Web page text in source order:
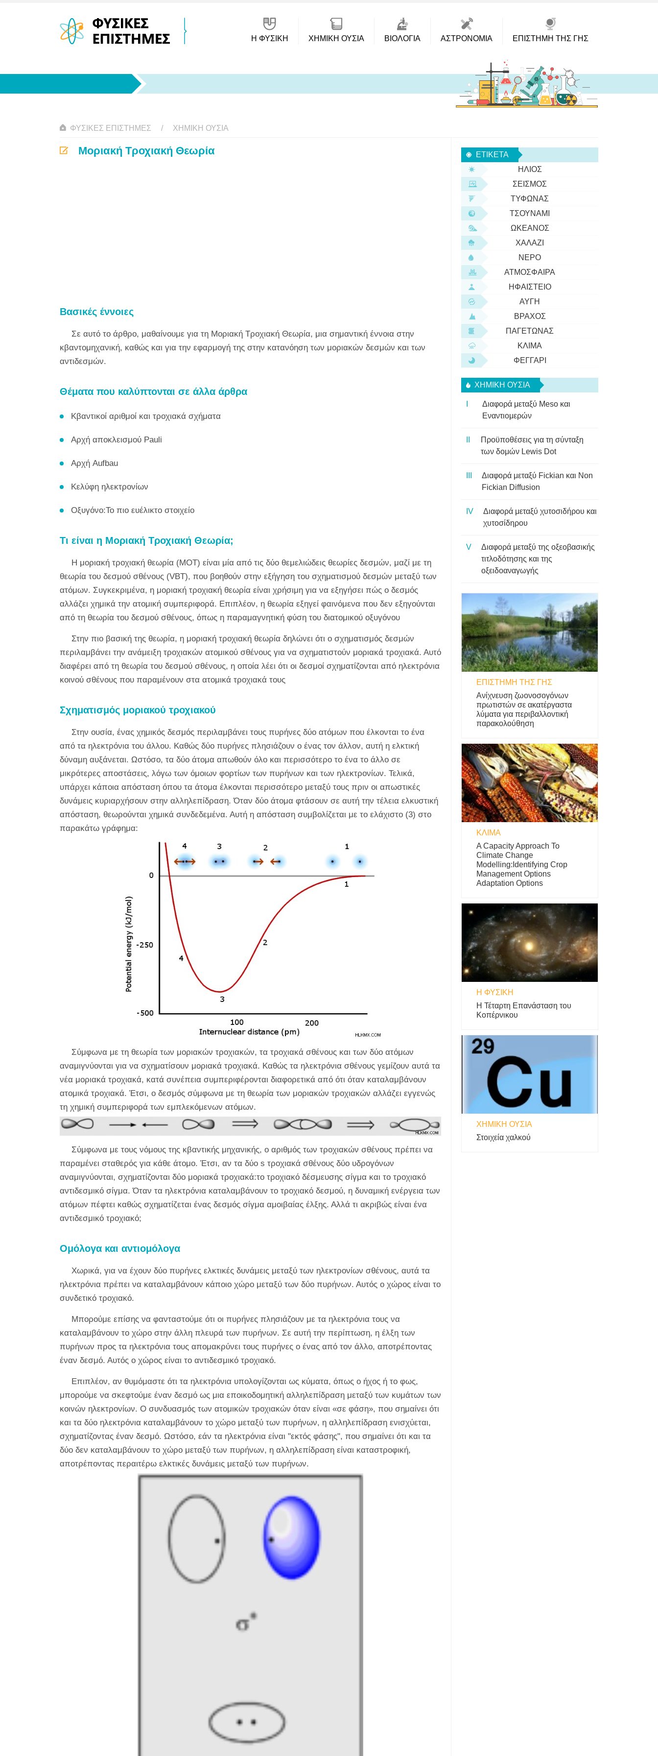
Η ΦΥΣΙΚΗ ΧΗΜΙΚΉ ΟΥΣΊΑ ΒΙΟΛΟΓΊΑ ΑΣΤΡΟΝΟΜΊΑ ΕΠΙΣΤΉΜΗ ΤΗΣ ΓΗΣ
ΦΥΣΙΚΈΣ ΕΠΙΣΤΉΜΕΣ ΧΗΜΙΚΉ ΟΥΣΊΑ
Μοριακή Τροχιακή Θεωρία
Βασικές έννοιες
Σε αυτό το άρθρο, μαθαίνουμε για τη Μοριακή Τροχιακή Θεωρία, μια σημαντική έννοια στην
κβαντομηχανική, καθώς και για την εφαρμογή της στην κατανόηση των μοριακών δεσμών και των
αντιδεσμών.
Θέματα που καλύπτονται σε άλλα άρθρα
Κβαντικοί αριθμοί και τροχιακά σχήματα
Αρχή αποκλεισμού Pauli
Αρχή Aufbau
Κελύφη ηλεκτρονίων
Οξυγόνο:Το πιο ευέλικτο στοιχείο
Τι είναι η Μοριακή Τροχιακή Θεωρία;
Η μοριακή τροχιακή θεωρία (MOT) είναι μία από τις δύο θεμελιώδεις θεωρίες δεσμών, μαζί με τη
θεωρία του δεσμού σθένους (VBT), που βοηθούν στην εξήγηση του σχηματισμού δεσμών μεταξύ των
ατόμων. Συγκεκριμένα, η μοριακή τροχιακή θεωρία είναι χρήσιμη για να εξηγήσει πώς ο δεσμός
αλλάζει χημικά την ατομική συμπεριφορά. Επιπλέον, η θεωρία εξηγεί φαινόμενα που δεν εξηγούνται
από τη θεωρία του δεσμού σθένους, όπως η παραμαγνητική φύση του διατομικού οξυγόνου
Στην πιο βασική της θεωρία, η μοριακή τροχιακή θεωρία δηλώνει ότι ο σχηματισμός δεσμών
περιλαμβάνει την ανάμειξη τροχιακών ατομικού σθένους για να σχηματιστούν μοριακά τροχιακά. Αυτό
διαφέρει από τη θεωρία του δεσμού σθένους, η οποία λέει ότι οι δεσμοί σχηματίζονται από ηλεκτρόνια
κοινού σθένους που παραμένουν στα ατομικά τροχιακά τους
Σχηματισμός μοριακού τροχιακού
Στην ουσία, ένας χημικός δεσμός περιλαμβάνει τους πυρήνες δύο ατόμων που έλκονται το ένα
από τα ηλεκτρόνια του άλλου. Καθώς δύο πυρήνες πλησιάζουν ο ένας τον άλλον, αυτή η ελκτική
δύναμη αυξάνεται. Ωστόσο, τα δύο άτομα απωθούν όλο και περισσότερο το ένα το άλλο σε
μικρότερες αποστάσεις, λόγω των όμοιων φορτίων των πυρήνων και των ηλεκτρονίων. Τελικά,
υπάρχει κάποια απόσταση όπου τα άτομα έλκονται περισσότερο μεταξύ τους πριν οι απωστικές
δυνάμεις κυριαρχήσουν στην αλληλεπίδραση. Όταν δύο άτομα φτάσουν σε αυτή την τέλεια ελκυστική
απόσταση, θεωρούνται χημικά συνδεδεμένα. Αυτή η απόσταση συμβολίζεται με το ελάχιστο (3) στο
παρακάτω γράφημα:
Σύμφωνα με τη θεωρία των μοριακών τροχιακών, τα τροχιακά σθένους και των δύο ατόμων
αναμιγνύονται για να σχηματίσουν μοριακά τροχιακά. Καθώς τα ηλεκτρόνια σθένους γεμίζουν αυτά τα
νέα μοριακά τροχιακά, κατά συνέπεια συμπεριφέρονται διαφορετικά από ότι όταν καταλαμβάνουν
ατομικά τροχιακά. Έτσι, ο δεσμός σύμφωνα με τη θεωρία των μοριακών τροχιακών αλλάζει εγγενώς
τη χημική συμπεριφορά των εμπλεκόμενων ατόμων.
Σύμφωνα με τους νόμους της κβαντικής μηχανικής, ο αριθμός των τροχιακών σθένους πρέπει να
παραμένει σταθερός για κάθε άτομο. Έτσι, αν τα δύο s τροχιακά σθένους δύο υδρογόνων
αναμιγνύονται, σχηματίζονται δύο μοριακά τροχιακά:το τροχιακό δέσμευσης σίγμα και το τροχιακό
αντιδεσμικό σίγμα. Όταν τα ηλεκτρόνια καταλαμβάνουν το τροχιακό δεσμού, η δυναμική ενέργεια των
ατόμων πέφτει καθώς σχηματίζεται ένας δεσμός σίγμα αμοιβαίας έλξης. Αλλά τι ακριβώς είναι ένα
αντιδεσμικό τροχιακό;
Ομόλογα και αντιομόλογα
Χωρικά, για να έχουν δύο πυρήνες ελκτικές δυνάμεις μεταξύ των ηλεκτρονίων σθένους, αυτά τα
ηλεκτρόνια πρέπει να καταλαμβάνουν κάποιο χώρο μεταξύ των δύο πυρήνων. Αυτός ο χώρος είναι το
συνδετικό τροχιακό.
Μπορούμε επίσης να φανταστούμε ότι οι πυρήνες πλησιάζουν με τα ηλεκτρόνια τους να
καταλαμβάνουν το χώρο στην άλλη πλευρά των πυρήνων. Σε αυτή την περίπτωση, η έλξη των
πυρήνων προς τα ηλεκτρόνια τους απομακρύνει τους πυρήνες ο ένας από τον άλλο, αποτρέποντας
έναν δεσμό. Αυτός ο χώρος είναι το αντιδεσμικό τροχιακό.
Επιπλέον, αν θυμόμαστε ότι τα ηλεκτρόνια υπολογίζονται ως κύματα, όπως ο ήχος ή το φως,
μπορούμε να σκεφτούμε έναν δεσμό ως μια εποικοδομητική αλληλεπίδραση μεταξύ των κυμάτων των
κοινών ηλεκτρονίων. Ο συνδυασμός των ατομικών τροχιακών όταν είναι «σε φάση», που σημαίνει ότι
και τα δύο ηλεκτρόνια καταλαμβάνουν το χώρο μεταξύ των πυρήνων, η αλληλεπίδραση ενισχύεται,
σχηματίζοντας έναν δεσμό. Ωστόσο, εάν τα ηλεκτρόνια είναι "εκτός φάσης", που σημαίνει ότι και τα
δύο δεν καταλαμβάνουν το χώρο μεταξύ των πυρήνων, η αλληλεπίδραση είναι καταστροφική,
αποτρέποντας περαιτέρω ελκτικές δυνάμεις μεταξύ των πυρήνων.
ΕΤΙΚΈΤΑ
ΉΛΙΟΣ
ΣΕΙΣΜΌΣ
ΤΥΦΏΝΑΣ
ΤΣΟΥΝΆΜΙ
ΩΚΕΑΝΌΣ
ΧΑΛΆΖΙ
ΝΕΡΌ
ΑΤΜΌΣΦΑΙΡΑ
ΗΦΑΊΣΤΕΙΟ
ΑΥΓΉ
ΒΡΆΧΟΣ
ΠΑΓΕΤΏΝΑΣ
ΚΛΊΜΑ
ΦΕΓΓΆΡΙ
ΧΗΜΙΚΉ ΟΥΣΊΑ
Διαφορά μεταξύ Meso και
Εναντιομερών
Προϋποθέσεις για τη σύνταξη
των δομών Lewis Dot
Διαφορά μεταξύ Fickian και Non
Fickian Diffusion
Διαφορά μεταξύ χυτοσιδήρου και
χυτοσίδηρου
Διαφορά μεταξύ της οξεοβασικής
τιτλοδότησης και της
οξειδοαναγωγής
ΕΠΙΣΤΉΜΗ ΤΗΣ ΓΗΣ
Ανίχνευση ζωονοσογόνων
πρωτιστών σε ακατέργαστα
λύματα για περιβαλλοντική
παρακολούθηση
ΚΛΊΜΑ
A Capacity Approach To
Climate Change
Modelling:Identifying Crop
Management Options
Adaptation Options
Η ΦΥΣΙΚΗ
Η Τέταρτη Επανάσταση του
Κοπέρνικου
ΧΗΜΙΚΉ ΟΥΣΊΑ
Στοιχεία χαλκού